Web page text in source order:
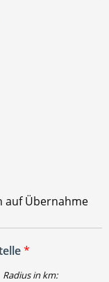
auf Übernahme
*
Radius in km: